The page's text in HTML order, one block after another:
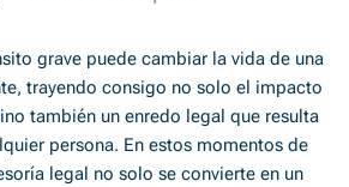
grave puede cambiar la vida de una
trayendo consigo no solo el impacto
también un enredo legal que resulta
persona. En estos momentos de
legal no solo se convierte en un